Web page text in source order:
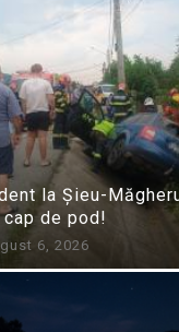
la Șieu-
de pod!
6, 2026